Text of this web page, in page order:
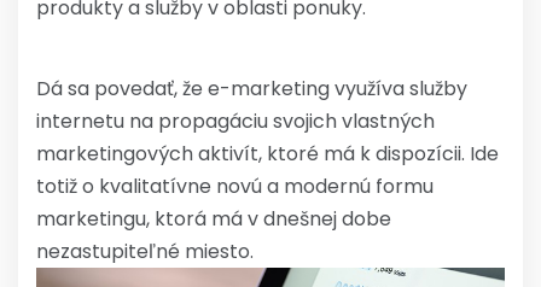
produkty a služby v oblasti ponuky.
Dá sa povedať, že e-marketing využíva služby
internetu na propagáciu svojich vlastných
marketingových aktivít, ktoré má k dispozícii. Ide
totiž o kvalitatívne novú a modernú formu
marketingu, ktorá má v dnešnej dobe
nezastupiteľné miesto.